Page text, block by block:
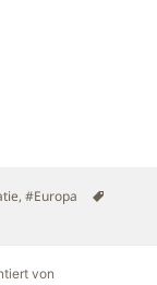
,#Europa
von